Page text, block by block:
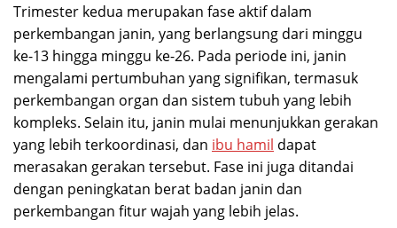
Trimester kedua merupakan fase aktif dalam
perkembangan janin, yang berlangsung dari minggu
ke-13 hingga minggu ke-26. Pada periode ini, janin
mengalami pertumbuhan yang signifikan, termasuk
perkembangan organ dan sistem tubuh yang lebih
kompleks. Selain itu, janin mulai menunjukkan gerakan
yang lebih terkoordinasi, dan ibu hamil dapat
merasakan gerakan tersebut. Fase ini juga ditandai
dengan peningkatan berat badan janin dan
perkembangan fitur wajah yang lebih jelas.